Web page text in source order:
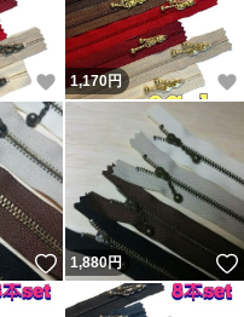
いいね！
1,170円
いいね！
1,880円